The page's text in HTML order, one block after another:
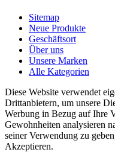
Sitemap
Neue Produkte
Geschäftsort
Über uns
Unsere Marken
Alle Kategorien
Diese Website verwendet
Drittanbietern, um unsere
Werbung in Bezug auf Ihre
Gewohnheiten analysieren
seiner Verwendung zu
Akzeptieren.